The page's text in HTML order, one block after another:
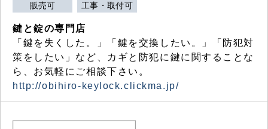
販売可 工事・取付可
鍵と錠の専門店
「鍵を失くした。」「鍵を交換したい。」「防犯対
策をしたい」など、カギと防犯に鍵に関することな
ら、お気軽にご相談下さい。
http://obihiro-keylock.clickma.jp/